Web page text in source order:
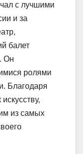
с лучшими
и за
балет
Он
ролями
Благодаря
из самых